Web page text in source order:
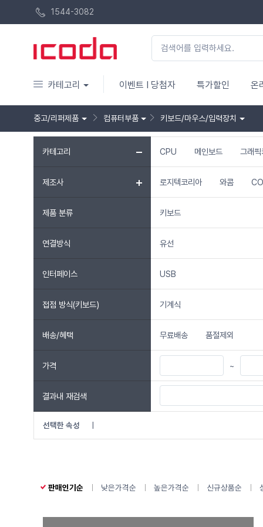
1544-3082
카테고리 이벤트 I 당첨자 특가할인 온
중고/리퍼제품 컴퓨터부품 키보드/마우스/입력장치
카테고리 CPU 메인보드 그래픽
제조사 로지텍코리아 와콤
제품 분류 키보드
연결방식 유선
인터페이스 USB
접점 방식(키보드) 기계식
배송/혜택 무료배송 품절제외
가격 ~
결과내 재검색
선택한 속성
판매인기순 낮은가격순 높은가격순 신규상품순